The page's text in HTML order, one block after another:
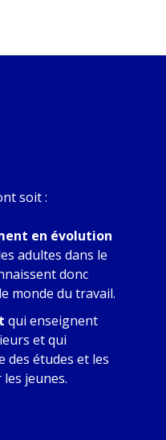
soit :
en évolution
adultes dans le
donc
monde du travail.
qui enseignent
et qui
des études et les
jeunes.